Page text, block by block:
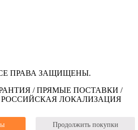
ПРАВА ЗАЩИЩЕНЫ.
/ ПРЯМЫЕ ПОСТАВКИ /
ЛОКАЛИЗАЦИЯ
Продолжить покупки